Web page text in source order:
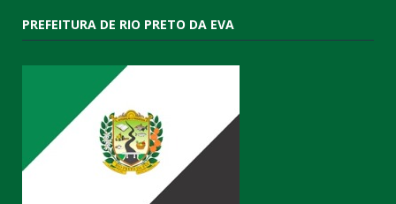
PREFEITURA DE RIO PRETO DA EVA